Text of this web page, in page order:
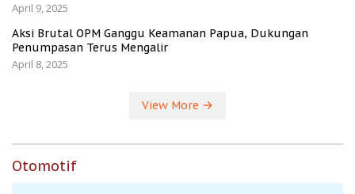
April 9, 2025
Aksi Brutal OPM Ganggu Keamanan Papua, Dukungan
Penumpasan Terus Mengalir
April 8, 2025
View More
Otomotif